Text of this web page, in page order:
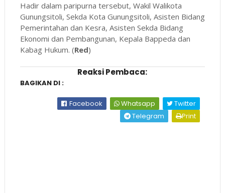
Hadir dalam paripurna tersebut, Wakil Walikota
Gunungsitoli, Sekda Kota Gunungsitoli, Asisten Bidang
Pemerintahan dan Kesra, Asisten Sekda Bidang
Ekonomi dan Pembangunan, Kepala Bappeda dan
Kabag Hukum. (Red)
Reaksi Pembaca:
BAGIKAN DI :
Facebook Whatsapp
Twitter
Telegram
Print